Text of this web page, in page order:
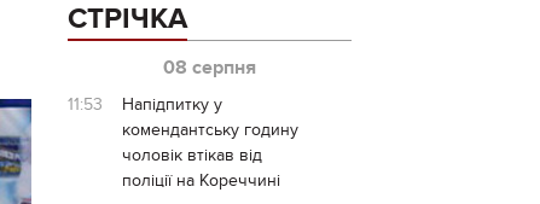
СТРІЧКА
08 серпня
11:53
Напідпитку у
комендантську годину
чоловік втікав від
поліції на Кореччині